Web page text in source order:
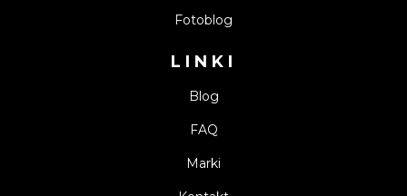
Fotoblog
LINKI
Blog
FAQ
Marki